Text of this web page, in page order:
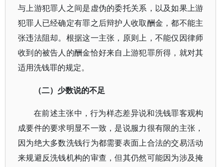
与上游犯罪人之间是虚伪的委托关系，以及如果上游
犯罪人已经确定有罪之后辩护人收取酬金，都不能主
张违法阻却。根据这一主张，原则上，不能仅因律师
收到的被告人的酬金恰好来自上游犯罪所得，就对其
适用洗钱罪的规定。
（二）少数说的不足
在前述主张中，行为样态差异说和洗钱罪客观构
成要件的要求明显不一致，是说服力很有限的主张，
因为绝大多数洗钱行为都需要表面上合法的交易活动
来规避反洗钱机构的审查，但其仍然可能因为涉及掩